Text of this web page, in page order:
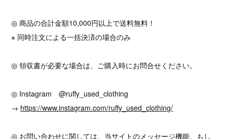
◎ 商品の合計金額10,000円以上で送料無料！
※ 同時注文による一括決済の場合のみ
◎ 領収書が必要な場合は、ご購入時にお問合せください。
◎ Instagram @ruffy_used_clothing
→ https://www.instagram.com/ruffy_used_clothing/
◎ お問い合わせに関しては、当サイトのメッセージ機能、もし